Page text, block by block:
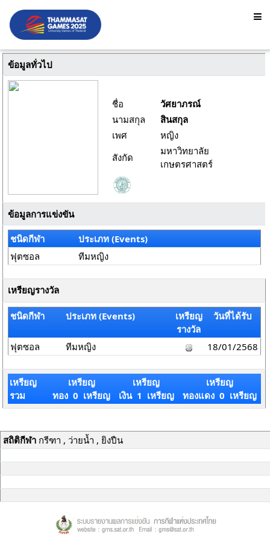
ข้อมูลทั่วไป
ชื่อ
วัศยาภรณ์
นามสกุล
สินสกุล
เพศ
หญิง
สังกัด
มหาวิทยาลัย
เกษตรศาสตร์
ข้อมูลการแข่งขัน
ชนิดกีฬา
ประเภท (Events)
ฟุตซอล
ทีมหญิง
เหรียญรางวัล
ชนิดกีฬา ประเภท (Events)
เหรียญ
รางวัล
วันที่ได้รับ
ฟุตซอล ทีมหญิง 18/01/2568
เหรียญ
รวม
เหรียญ
ทอง 0 เหรียญ
เหรียญ
เงิน 1 เหรียญ
เหรียญ
ทองแดง 0 เหรียญ
สถิติกีฬากรีฑา , ว่ายน้ำ , ยิงปืน